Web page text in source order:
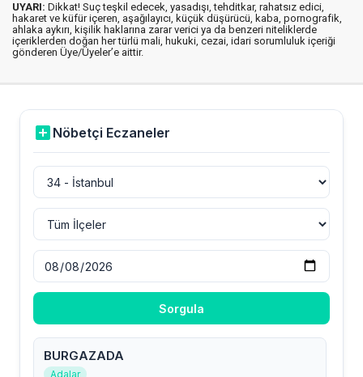
UYARI: Dikkat! Suç teşkil edecek, yasadışı, tehditkar, rahatsız edici,
hakaret ve küfür içeren, aşağılayıcı, küçük düşürücü, kaba, pornografik,
ahlaka aykırı, kişilik haklarına zarar verici ya da benzeri niteliklerde
içeriklerden doğan her türlü mali, hukuki, cezai, idari sorumluluk içeriği
gönderen Üye/Üyeler’e aittir.